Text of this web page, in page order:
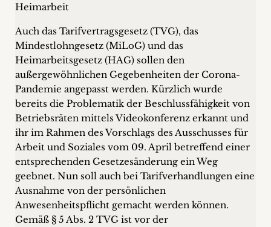
Heimarbeit
Auch das Tarifvertragsgesetz (TVG), das
Mindestlohngesetz (MiLoG) und das
Heimarbeitsgesetz (HAG) sollen den
außergewöhnlichen Gegebenheiten der Corona-
Pandemie angepasst werden. Kürzlich wurde
bereits die Problematik der Beschlussfähigkeit von
Betriebsräten mittels Videokonferenz erkannt und
ihr im Rahmen des Vorschlags des Ausschusses für
Arbeit und Soziales vom 09. April betreffend einer
entsprechenden Gesetzesänderung ein Weg
geebnet. Nun soll auch bei Tarifverhandlungen eine
Ausnahme von der persönlichen
Anwesenheitspflicht gemacht werden können.
Gemäß § 5 Abs. 2 TVG ist vor der